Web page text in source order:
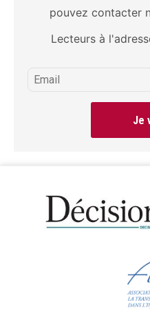
pouvez contacter
Lecteurs à
Je